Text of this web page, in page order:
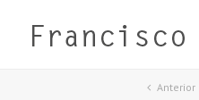
Anterior